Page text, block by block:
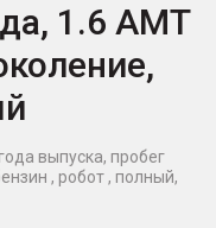
1.6 AMT
выпуска, пробег
, робот , полный,